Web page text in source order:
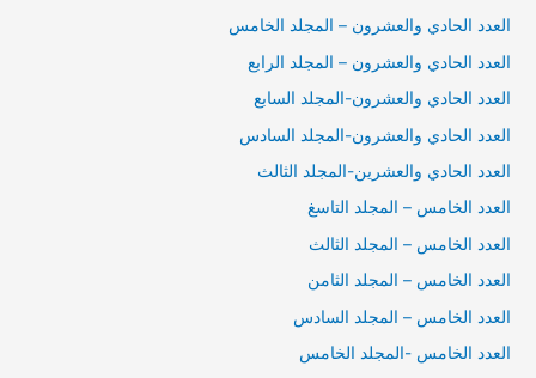
العدد الحادي والعشرون – المجلد الخامس
العدد الحادي والعشرون – المجلد الرابع
العدد الحادي والعشرون-المجلد السابع
العدد الحادي والعشرون-المجلد السادس
العدد الحادي والعشرين-المجلد الثالث
العدد الخامس – المجلد التاسغ
العدد الخامس – المجلد الثالث
العدد الخامس – المجلد الثامن
العدد الخامس – المجلد السادس
العدد الخامس -المجلد الخامس